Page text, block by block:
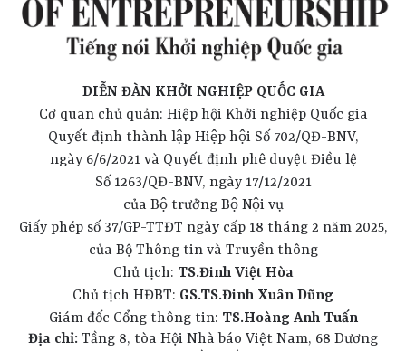
DIỄN ĐÀN KHỞI NGHIỆP QUỐC GIA
Cơ quan chủ quản: Hiệp hội Khởi nghiệp Quốc gia
Quyết định thành lập Hiệp hội Số 702/QĐ-BNV,
ngày 6/6/2021 và Quyết định phê duyệt Điều lệ
Số 1263/QĐ-BNV, ngày 17/12/2021
của Bộ trưởng Bộ Nội vụ
Giấy phép số 37/GP-TTĐT ngày cấp 18 tháng 2 năm 2025,
của Bộ Thông tin và Truyền thông
Chủ tịch: TS.Đinh Việt Hòa
Chủ tịch HĐBT: GS.TS.Đinh Xuân Dũng
Giám đốc Cổng thông tin: TS.Hoàng Anh Tuấn
Địa chỉ: Tầng 8, tòa Hội Nhà báo Việt Nam, 68 Dương